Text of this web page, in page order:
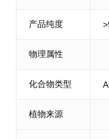
产品纯度
物理属性
化合物类型
植物来源